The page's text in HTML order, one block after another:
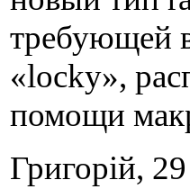
требующей
«locky»,
помощи
Григорій,